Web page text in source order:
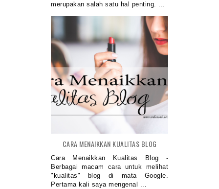
merupakan salah satu hal penting. ...
CARA MENAIKKAN KUALITAS BLOG
Cara Menaikkan Kualitas Blog -
Berbagai macam cara untuk melihat
"kualitas" blog di mata Google.
Pertama kali saya mengenal ...